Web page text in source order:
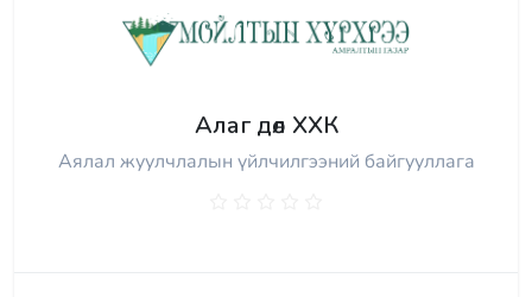
Алаг дөл ХХК
Аялал жуулчлалын үйлчилгээний байгууллага